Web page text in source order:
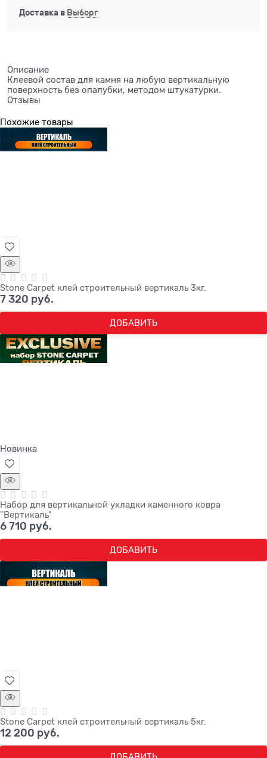
Доставка в Выборг
Описание
Клеевой состав для камня на любую вертикальную
поверхность без опалубки, методом штукатурки.
Отзывы
Похожие товары
Stone Carpet клей строительный вертикаль 3кг.
7 320 руб.
ДОБАВИТЬ
Новинка
Набор для вертикальной укладки каменного ковра
"Вертикаль"
6 710 руб.
ДОБАВИТЬ
Stone Carpet клей строительный вертикаль 5кг.
12 200 руб.